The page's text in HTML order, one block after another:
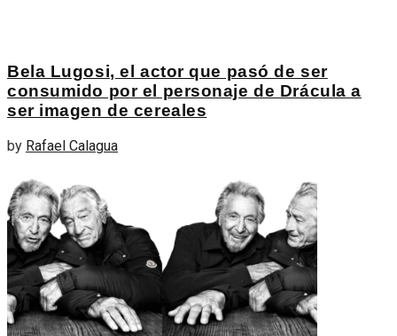
Bela Lugosi, el actor que pasó de ser
consumido por el personaje de Drácula a
ser imagen de cereales
by Rafael Calagua